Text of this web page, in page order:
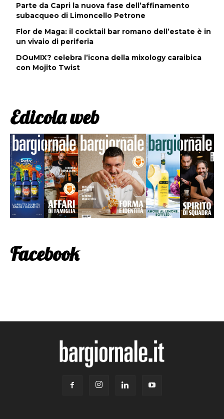
Parte da Capri la nuova fase dell’affinamento
subacqueo di Limoncello Petrone
Flor de Maga: il cocktail bar romano dell’estate è in
un vivaio di periferia
DOuMIX? celebra l’icona della mixology caraibica
con Mojito Twist
Edicola web
Facebook